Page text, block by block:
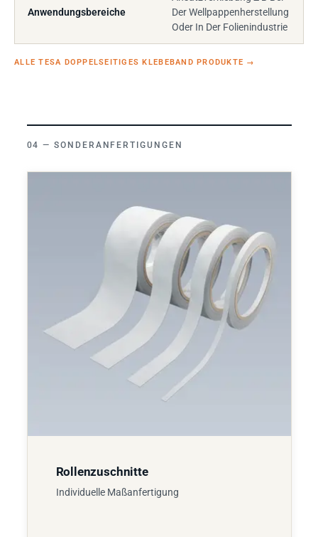
Anwendungsbereiche
Der Wellpappenherstellung
Oder In Der Folienindustrie
ALLE TESA DOPPELSEITIGES KLEBEBAND PRODUKTE →
SONDERANFERTIGUNGEN
Rollenzuschnitte
Individuelle Maßanfertigung